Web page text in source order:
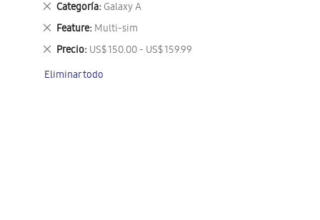
Categoría Galaxy A
Eliminar
este
artículo
Feature Multi-sim
Eliminar
este
artículo
Precio US$ 150.00 - US$ 159.99
Eliminar
artículo
Eliminar todo